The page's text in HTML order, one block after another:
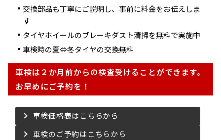
交換部品も丁寧にご説明し、事前に料金をお伝えしま
す
タイヤホイールのブレーキダスト清掃を無料で実施中
車検時の夏⇔冬タイヤの交換無料
車検は２か月前からの検査受けることができます。
お早めにご予約を！
車検価格表はこちらから
車検のご予約はこちらから